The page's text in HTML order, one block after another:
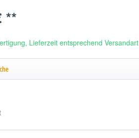
**
Lieferzeit entsprechend Versandart